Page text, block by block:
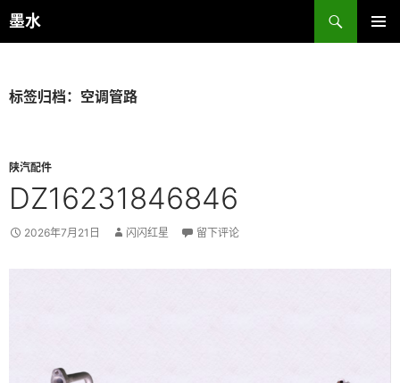
跳
至
墨水
搜
索
标签归档：空调管路
陕汽配件
DZ16231846846
2026年7月21日 闪闪红星 留下评论